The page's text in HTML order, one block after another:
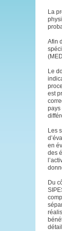
La
Afin
Le
est
pays
Les
en
des
Du